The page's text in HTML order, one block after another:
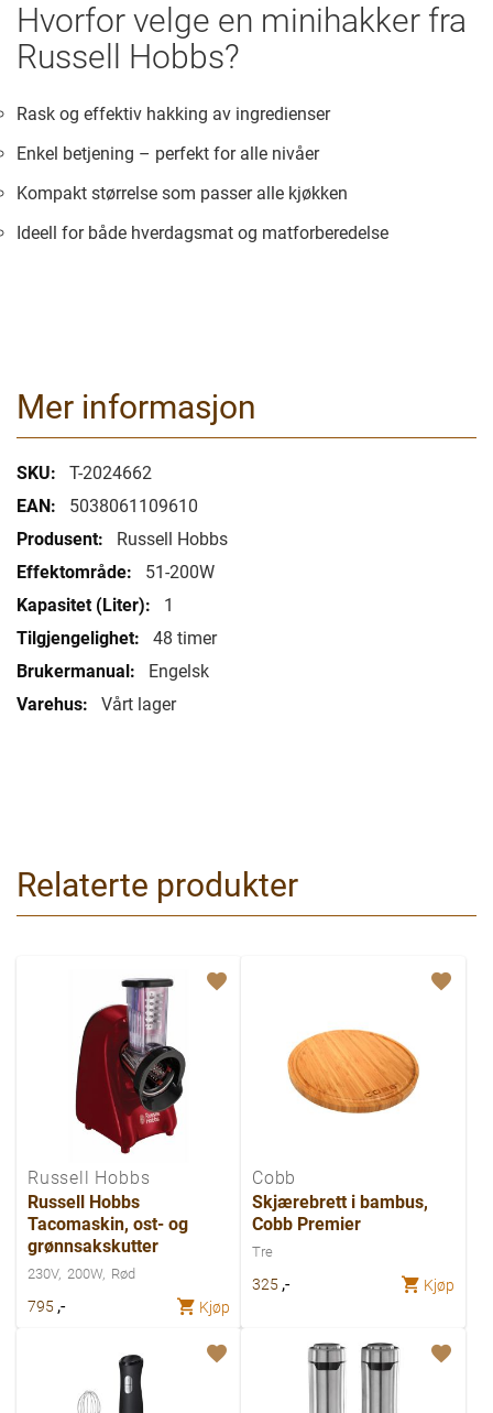
Hvorfor velge en minihakker fra
Russell Hobbs?
Rask og effektiv hakking av ingredienser
Enkel betjening – perfekt for alle nivåer
Kompakt størrelse som passer alle kjøkken
Ideell for både hverdagsmat og matforberedelse
Mer informasjon
Mer
informasjon
T-2024662
5038061109610
Russell Hobbs
51-200W
1
48 timer
Engelsk
Vårt lager
Relaterte produkter
Russell Hobbs
Russell Hobbs
Tacomaskin, ost- og
grønnsakskutter
230V 200W Rød
795 ,- Kjøp
Cobb
Skjærebrett i bambus,
Cobb Premier
Tre
325 ,- Kjøp